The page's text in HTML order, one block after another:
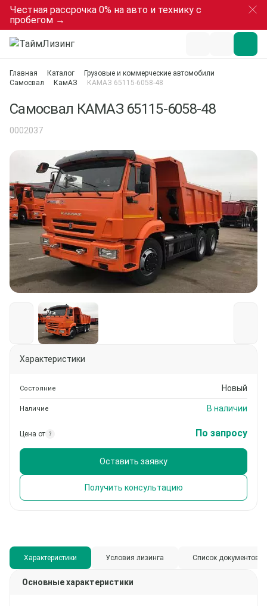
Честная рассрочка 0% на авто и технику с
пробегом →
Главная Каталог
Грузовые и коммерческие автомобили
Самосвал
КамАЗ КАМАЗ 65115-6058-48
Самосвал КАМАЗ 65115-6058-48
0002037
Характеристики
Состояние Новый
Наличие В наличии
Цена от ? По запросу
Оставить заявку
Получить консультацию
Характеристики Условия лизинга Список документов
Основные характеристики